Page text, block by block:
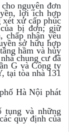
nguyên đơn
lợi ích hợp
xử cấp phúc
bị đơn; giữ
chấp nhận yêu
sở hữu hợp
hầm và hủy
chung cư đã
G và Công ty
tại tòa nhà 131
Hà Nội phát
tụng và những
quy định của